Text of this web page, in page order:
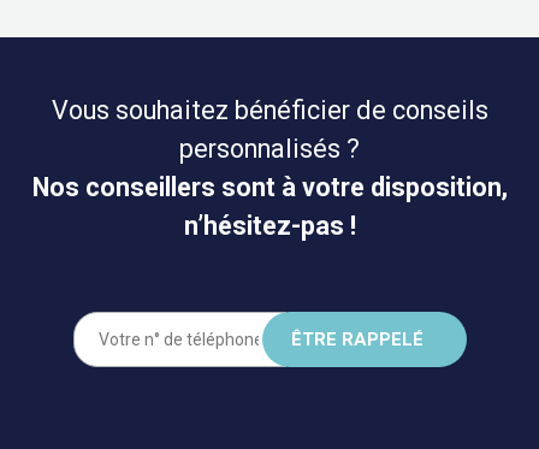
Vous souhaitez bénéficier de conseils
personnalisés ?
Nos conseillers sont à votre disposition,
n’hésitez-pas !